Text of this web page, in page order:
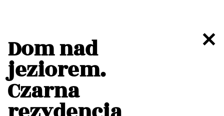
Dom nad
jeziorem.
Czarna